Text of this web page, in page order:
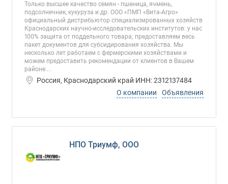
Только высшее качество семян - пшеница, ячмень,
подсолнечник, кукуруза и др. ООО «ПМП «Вита-Агро»
официальный дистрибьютор специализированных хозяйств
Краснодарских научно-исследовательских институтов: у нас
100% защита от поддельного товара; предоставляем весь
пакет документов для субсидирования хозяйства. Мы
несколько лет работаем с фермерскими хозяйствами и
можем предоставить рекомендации от клиентов в Вашем
районе....
Россия, Краснодарский край ИНН: 2312137484
О компании
Объявления
НПО Триумф, ООО